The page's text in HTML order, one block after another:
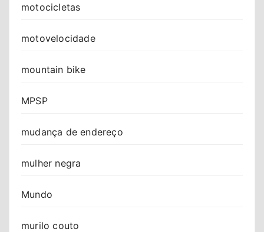
motocicletas
motovelocidade
mountain bike
MPSP
mudança de endereço
mulher negra
Mundo
murilo couto